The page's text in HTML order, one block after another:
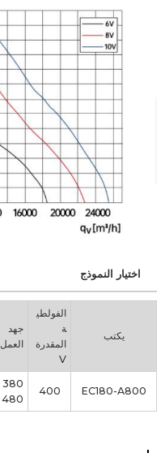
اختيار النموذج
يكتب
الفولطي
ة
المقدرة
V
جهد
العمل V
EC180-A800
400
480